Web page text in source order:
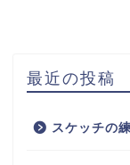
最近の投稿
スケッチの